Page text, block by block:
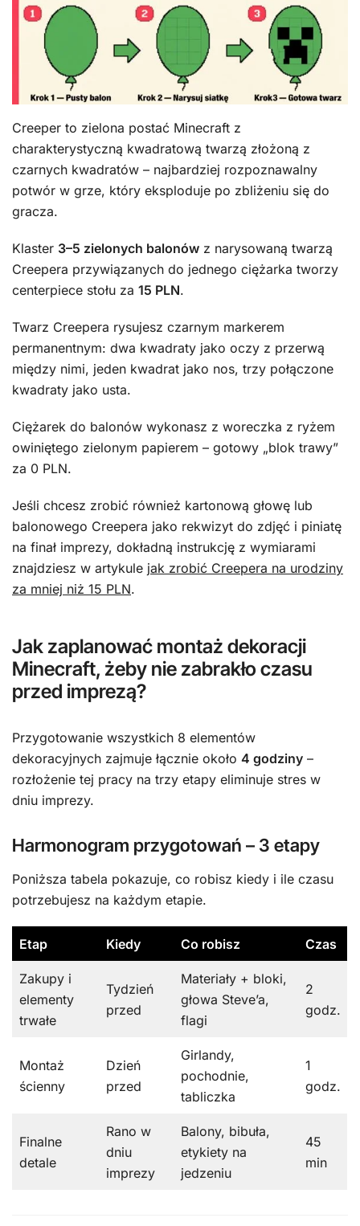
Creeper to zielona postać Minecraft z
charakterystyczną kwadratową twarzą złożoną z
czarnych kwadratów – najbardziej rozpoznawalny
potwór w grze, który eksploduje po zbliżeniu się do
gracza.
Klaster 3–5 zielonych balonów z narysowaną twarzą
Creepera przywiązanych do jednego ciężarka tworzy
centerpiece stołu za 15 PLN.
Twarz Creepera rysujesz czarnym markerem
permanentnym: dwa kwadraty jako oczy z przerwą
między nimi, jeden kwadrat jako nos, trzy połączone
kwadraty jako usta.
Ciężarek do balonów wykonasz z woreczka z ryżem
owiniętego zielonym papierem – gotowy „blok trawy”
za 0 PLN.
Jeśli chcesz zrobić również kartonową głowę lub
balonowego Creepera jako rekwizyt do zdjęć i piniatę
na finał imprezy, dokładną instrukcję z wymiarami
znajdziesz w artykule jak zrobić Creepera na urodziny
za mniej niż 15 PLN.
Jak zaplanować montaż dekoracji
Minecraft, żeby nie zabrakło czasu
przed imprezą?
Przygotowanie wszystkich 8 elementów
dekoracyjnych zajmuje łącznie około 4 godziny –
rozłożenie tej pracy na trzy etapy eliminuje stres w
dniu imprezy.
Harmonogram przygotowań – 3 etapy
Poniższa tabela pokazuje, co robisz kiedy i ile czasu
potrzebujesz na każdym etapie.
Etap Kiedy Co robisz Czas
Zakupy i
elementy
trwałe
Tydzień
przed
Materiały + bloki,
głowa Steve’a,
flagi
2
godz.
Montaż
ścienny
Dzień
przed
Girlandy,
pochodnie,
tabliczka
1
godz.
Finalne
detale
Rano w
dniu
imprezy
Balony, bibuła,
etykiety na
jedzeniu
45
min